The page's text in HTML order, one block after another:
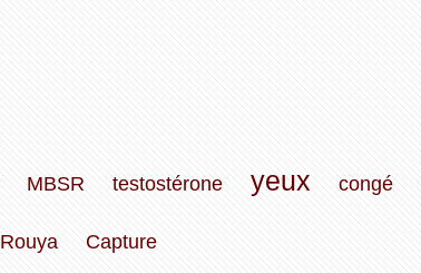
MBSR testostérone yeux congé
Rouya
Capture